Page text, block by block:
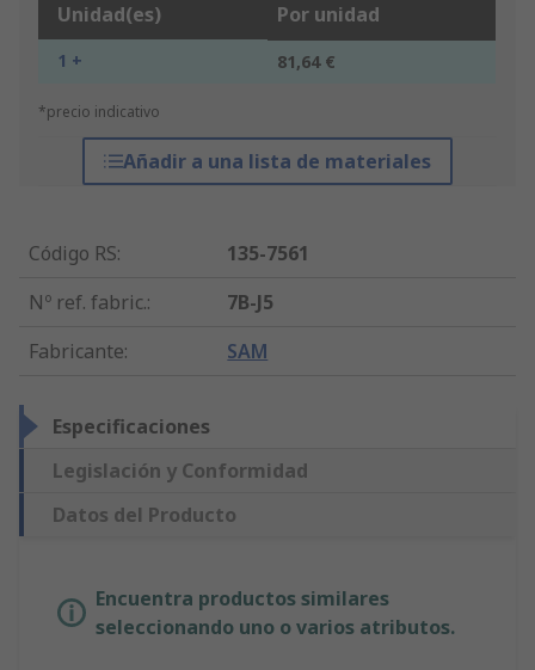
Unidad(es) Por unidad
1 + 81,64 €
*precio indicativo
Añadir a una lista de materiales
Código RS:
135-7561
Nº ref. fabric.:
7B-J5
Fabricante: SAM
Especificaciones
Legislación y Conformidad
Datos del Producto
Encuentra productos similares
seleccionando uno o varios atributos.